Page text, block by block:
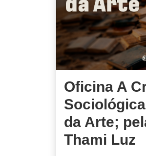
Oficina A
da Arte;
Thami Luz